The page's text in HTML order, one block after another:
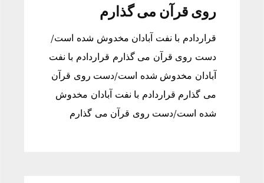
روی قرآن می گذارم
قراردادم با نفت آبادان مخدوش شده است/
دست روی قرآن می گذارم قراردادم با نفت
آبادان مخدوش شده است/دست روی قرآن
می گذارم قراردادم با نفت آبادان مخدوش
شده است/دست روی قرآن می گذارم